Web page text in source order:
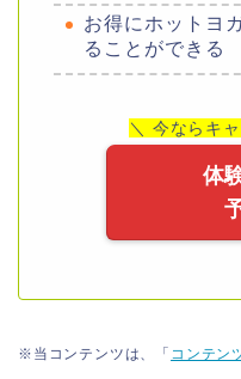
お得にホットヨ
ることができる
＼ 今ならキ
体
※当コンテンツは、「 コンテン